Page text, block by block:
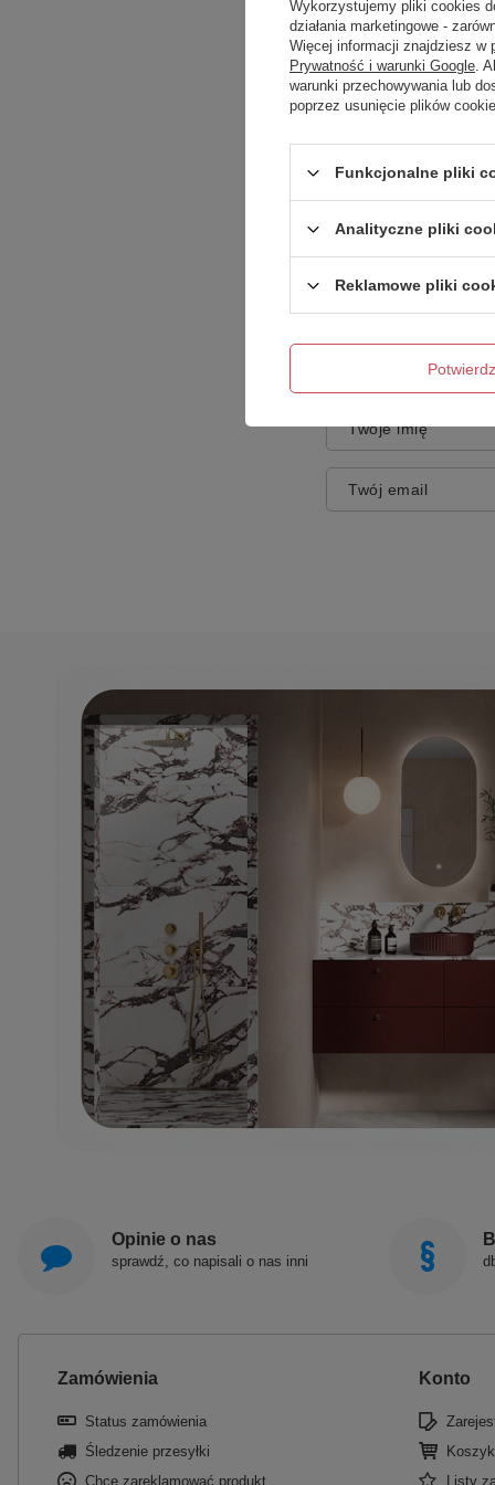
Treść twojej opinii
Dodaj własne
Twoje imię
Twój email
Opinie o nas
sprawdź, co napisali o nas inni
Zamówienia
Status zamówienia
Śledzenie przesyłki
Chcę zareklamować produkt
Konto
Koszyk
Listy
Wykorzystujemy pliki cookies
działania marketingowe -
Więcej informacji znajdziesz w
Prywatność i warunki Google.
warunki przechowywania lub
poprzez usunięcie plików
Funkcjonalne pliki
Analityczne pliki
Reklamowe pliki